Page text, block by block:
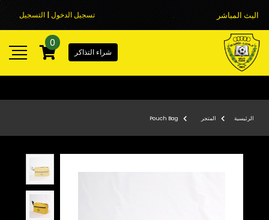
البث المباشر تسجيل الدخول | التسجيل
شراء التذاكر
0
الرئيسية المتجر Pouch Bag